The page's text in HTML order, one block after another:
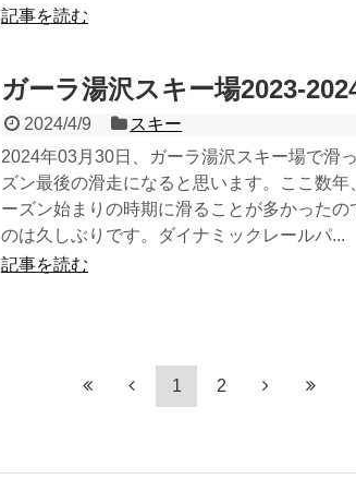
記事を読む
ガーラ湯沢スキー場2023-
2024/4/9
スキー
2024年03月30日、ガーラ湯沢スキー場で滑
ズン最後の滑走になると思います。ここ数
ーズン始まりの時期に滑ることが多かった
のは久しぶりです。ダイナミックレールパ...
記事を読む
1 2